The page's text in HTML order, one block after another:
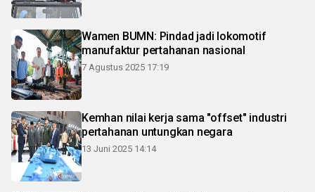
Wamen BUMN: Pindad jadi lokomotif
manufaktur pertahanan nasional
7 Agustus 2025 17:19
Kemhan nilai kerja sama "offset" industri
pertahanan untungkan negara
13 Juni 2025 14:14